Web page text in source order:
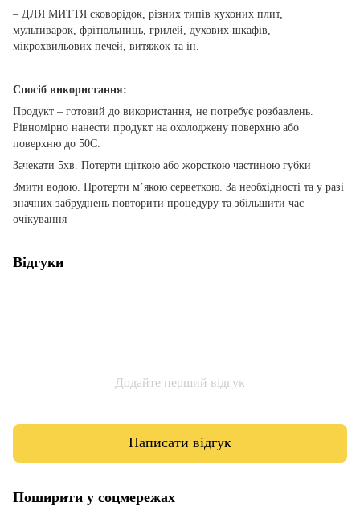
– ДЛЯ МИТТЯ сковорідок, різних типів кухоних плит,
мультиварок, фрітюльниць, грилей, духових шкафів,
мікрохвильових печей, витяжок та ін.
Спосіб використання:
Продукт – готовий до використання, не потребує розбавлень.
Рівномірно нанести продукт на охолоджену поверхню або
поверхню до 50С.
Зачекати 5хв. Потерти щіткою або жорсткою частиною губки
Змити водою. Протерти м’якою серветкою. За необхідності та у разі
значних забруднень повторити процедуру та збільшити час
очікування
Відгуки
Додайте перший відгук
Написати відгук
Поширити у соцмережах